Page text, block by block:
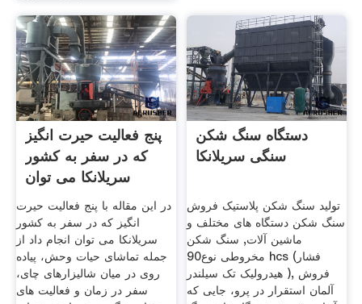
پنج فعالیت حیرت انگیز
که در سفر به کشور
سریلانکا می توان
در این مقاله با پنج فعالیت حیرت
انگیز که در سفر به کشور
سریلانکا می توان انجام داد از
جمله تماشای حیات وحش، پیاده
روی در میان شالیزارهای چای،
سفر در زمان و فعالیت های
دستگاه سنگ شکن
سنگی سریلانکا
تولید سنگ شکن پلاستیک فروش
سنگ شکن دستگاه های مختلف و
ماشین آلات, سنگ شکن
مخروطی نوع90 hcs (فشار
هیدرولیک تک سیلندر ), فروش
آلمان استقرار در پرو، جایی که